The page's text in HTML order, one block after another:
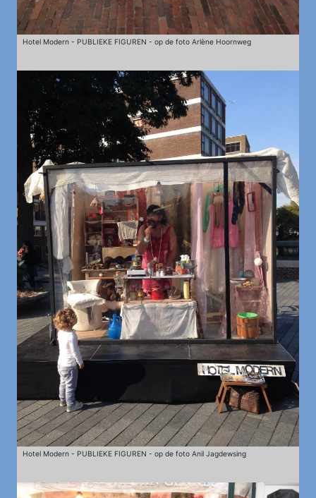
Hotel Modern - PUBLIEKE FIGUREN - op de foto Arlène Hoornweg
Hotel Modern - PUBLIEKE FIGUREN - op de foto Anil Jagdewsing